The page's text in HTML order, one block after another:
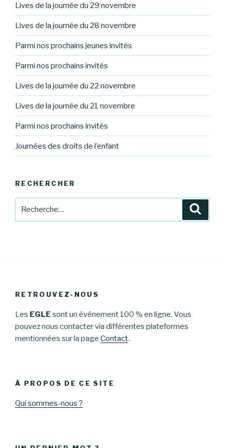
Lives de la journée du 29 novembre
Lives de la journée du 28 novembre
Parmi nos prochains jeunes invités
Parmi nos prochains invités
Lives de la journée du 22 novembre
Lives de la journée du 21 novembre
Parmi nos prochains invités
Journées des droits de l’enfant
RECHERCHER
RETROUVEZ-NOUS
Les EGLEsont un événement 100 % en ligne. Vous
pouvez nous contacter via différentes plateformes
mentionnées sur la page Contact.
À PROPOS DE CE SITE
Qui sommes-nous ?